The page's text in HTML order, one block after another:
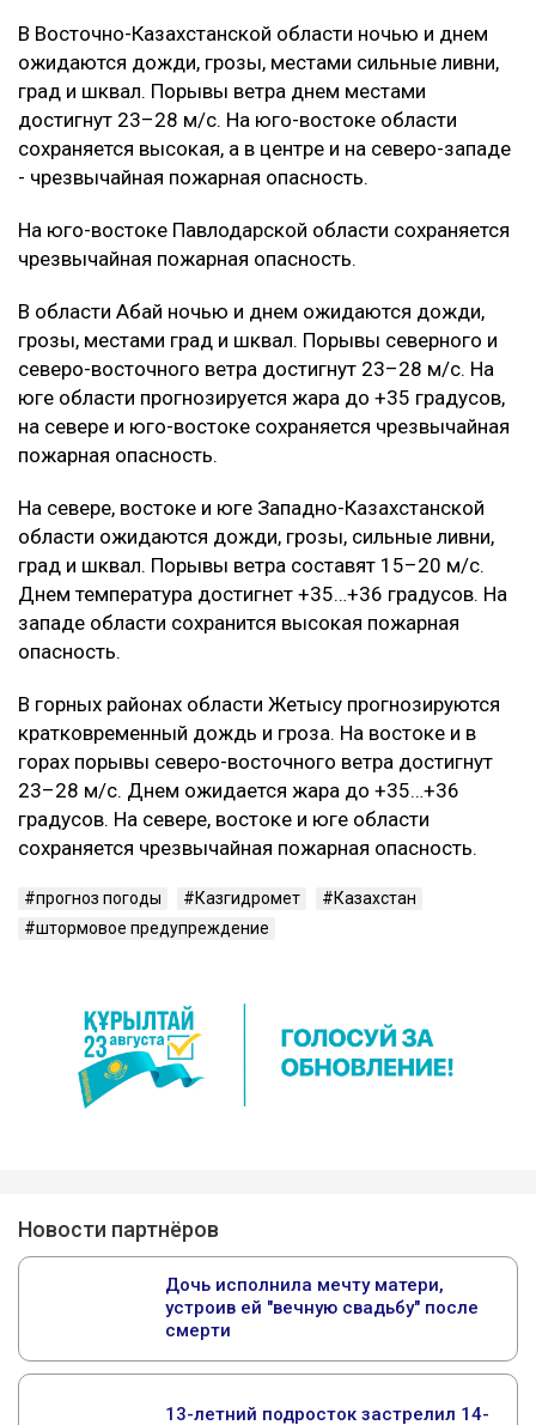
В Восточно-Казахстанской области ночью и днем
ожидаются дожди, грозы, местами сильные ливни,
град и шквал. Порывы ветра днем местами
достигнут 23–28 м/с. На юго-востоке области
сохраняется высокая, а в центре и на северо-западе
- чрезвычайная пожарная опасность.
На юго-востоке Павлодарской области сохраняется
чрезвычайная пожарная опасность.
В области Абай ночью и днем ожидаются дожди,
грозы, местами град и шквал. Порывы северного и
северо-восточного ветра достигнут 23–28 м/с. На
юге области прогнозируется жара до +35 градусов,
на севере и юго-востоке сохраняется чрезвычайная
пожарная опасность.
На севере, востоке и юге Западно-Казахстанской
области ожидаются дожди, грозы, сильные ливни,
град и шквал. Порывы ветра составят 15–20 м/с.
Днем температура достигнет +35…+36 градусов. На
западе области сохранится высокая пожарная
опасность.
В горных районах области Жетысу прогнозируются
кратковременный дождь и гроза. На востоке и в
горах порывы северо-восточного ветра достигнут
23–28 м/с. Днем ожидается жара до +35…+36
градусов. На севере, востоке и юге области
сохраняется чрезвычайная пожарная опасность.
прогноз погоды Казгидромет
Казахстан
штормовое предупреждение